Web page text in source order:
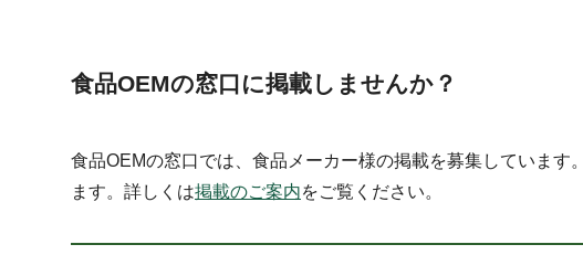
食品OEMの窓口に掲載しませんか？
食品OEMの窓口では、食品メーカー様の掲載を募集していま
ます。詳しくは掲載のご案内をご覧ください。